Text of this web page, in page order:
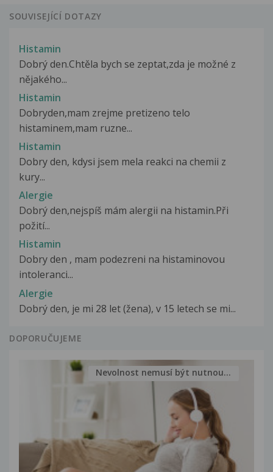
SOUVISEJÍCÍ DOTAZY
Histamin
Dobrý den.Chtěla bych se zeptat,zda je možné z
nějakého...
Histamin
Dobryden,mam zrejme pretizeno telo
histaminem,mam ruzne...
Histamin
Dobry den, kdysi jsem mela reakci na chemii z
kury...
Alergie
Dobrý den,nejspíš mám alergii na histamin.Při
požití...
Histamin
Dobry den , mam podezreni na histaminovou
intoleranci...
Alergie
Dobrý den, je mi 28 let (žena), v 15 letech se mi...
DOPORUČUJEME
Nevolnost nemusí být nutnou...